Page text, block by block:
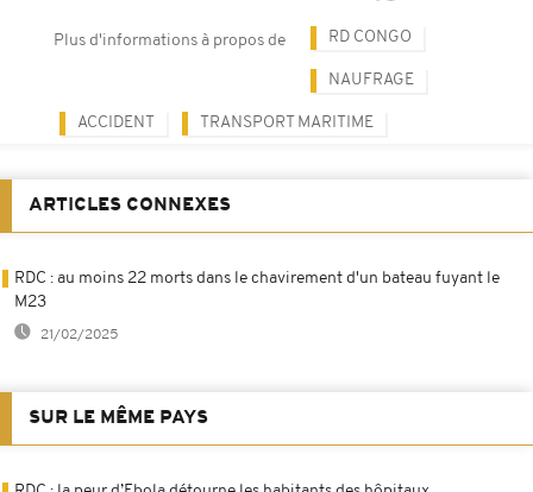
Plus d'informations à propos de RD CONGO
NAUFRAGE
ACCIDENT TRANSPORT MARITIME
ARTICLES CONNEXES
RDC : au moins 22 morts dans le chavirement d'un bateau fuyant le
M23
21/02/2025
SUR LE MÊME PAYS